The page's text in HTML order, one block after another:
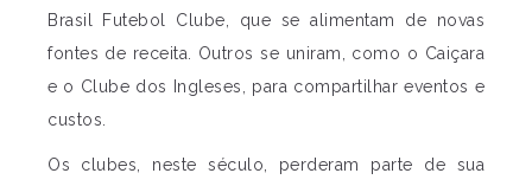
Brasil Futebol Clube, que se alimentam de novas
fontes de receita. Outros se uniram, como o Caiçara
e o Clube dos Ingleses, para compartilhar eventos e
custos.
Os clubes, neste século, perderam parte de sua